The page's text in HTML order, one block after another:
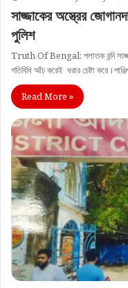
সাজ্জাকের অস্ত্রের
পুলিশ
Truth Of Bengal: পলাতক বন্দি
গতিবিধি আঁচ করেই ধরার চেষ্টা
Read More »